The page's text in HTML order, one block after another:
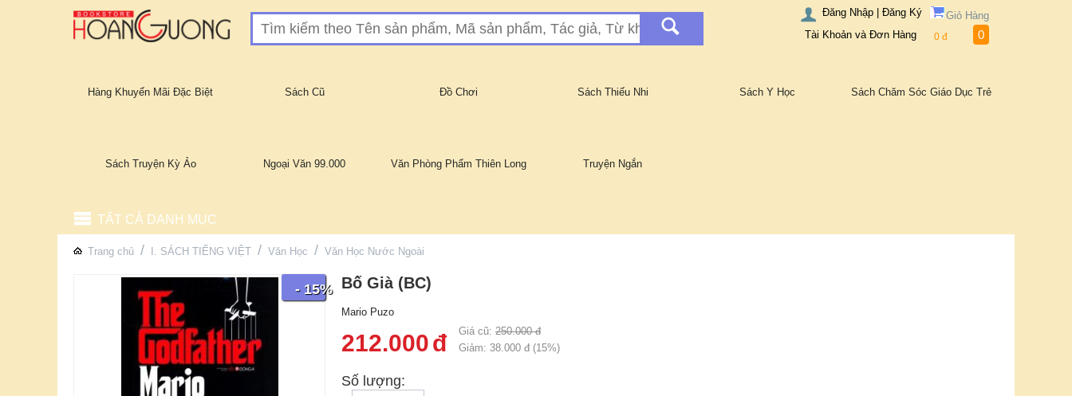
Giỏ Hàng
0đ 0
Đăng Nhập | Đăng Ký
Tài Khoản và Đơn Hàng
Hàng Khuyến Mãi Đặc Biệt Sách Cũ Đồ Chơi Sách Thiếu Nhi Sách Y Học Sách Chăm Sóc Giáo Dục Trẻ
Sách Truyện Kỳ Ảo Ngoại Văn 99.000 Văn Phòng Phẩm Thiên Long Truyện Ngắn
TẤT CẢ DANH MỤC
Trang chủ / I. SÁCH TIẾNG VIỆT / Văn Học / Văn Học Nước Ngoài
- 15% Bố Già (BC)
Mario Puzo
212.000đ Giá cũ: 250.000 đ
Giảm: 38.000 đ (15%)
Số lượng: